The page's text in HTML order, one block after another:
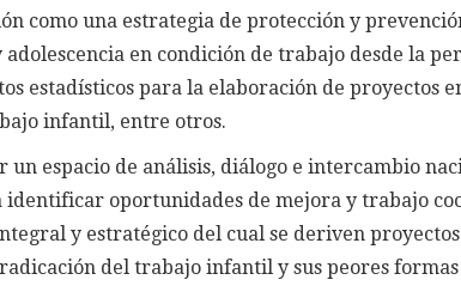
como una estrategia de protección y
en condición de trabajo desde la
estadísticos para la elaboración de proyectos
infantil, entre otros.
un espacio de análisis, diálogo e intercambio
identificar oportunidades de mejora y trabajo
y estratégico del cual se deriven proyectos
del trabajo infantil y sus peores formas